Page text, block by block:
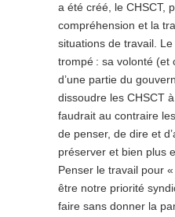
a été créé, le CHSCT,
compréhension et la
situations de travail.
trompé : sa volonté (et
d’une partie du
dissoudre les CHSCT
faudrait au contraire
de penser, de dire et
préserver et bien plus
Penser le travail pour
être notre priorité
faire sans donner la